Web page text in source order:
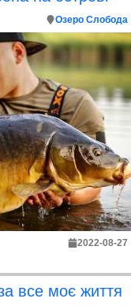
Озеро Слобода
2022-08-27
все моє життя